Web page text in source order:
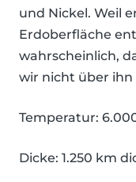
und Nickel. Weil
Erdoberfläche
wahrscheinlich,
wir nicht über ihn
Temperatur:
Dicke: 1.250 km